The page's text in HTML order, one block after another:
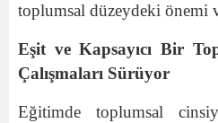
toplumsal düzeydeki önemi
Eşit ve Kapsayıcı Bir
Çalışmaları Sürüyor
Eğitimde toplumsal